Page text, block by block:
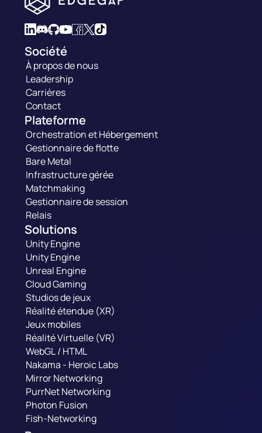
Société
À propos de nous
Leadership
Carrières
Contact
Plateforme
Orchestration et Hébergement
Gestionnaire de flotte
Bare Metal
Infrastructure gérée
Matchmaking
Gestionnaire de session
Relais
Solutions
Unity Engine
Unity Engine
Unreal Engine
Cloud Gaming
Studios de jeux
Réalité étendue (XR)
Jeux mobiles
Réalité Virtuelle (VR)
WebGL / HTML
Nakama - Heroic Labs
Mirror Networking
PurrNet Networking
Photon Fusion
Fish-Networking